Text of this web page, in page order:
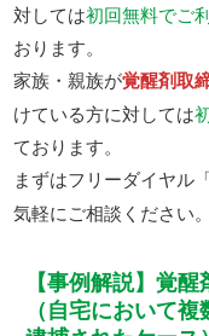
対しては初回無料でご
おります。
家族・親族が覚醒剤取
けている方に対しては
ております。
まずはフリーダイヤル
気軽にご相談ください。
【事例解説】覚
（自宅において